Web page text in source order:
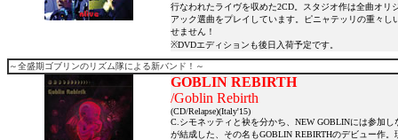
行なわれたライヴを収めた2CD。スタジオ作は全曲オ
アック選曲をプレイしています。ピニャテッリの重々
せません！
※DVDエディションも後日入荷予定です。
～全盛期ゴブリンのリズム隊による新バンド！～
GOBLIN REBIRTH
/Goblin Rebirth
(CD/Relapse)(Italy'15)
C.シモネッティと袂を分かち、NEW GOBLINには参加
が結成した、その名もGOBLIN REBIRTHのデビュー作